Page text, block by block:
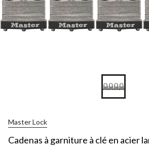
Master Lock
Cadenas à garniture à clé en acier